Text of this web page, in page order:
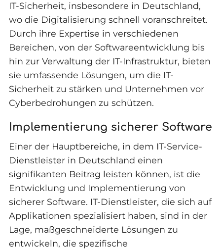
IT-Sicherheit, insbesondere in Deutschland,
wo die Digitalisierung schnell voranschreitet.
Durch ihre Expertise in verschiedenen
Bereichen, von der Softwareentwicklung bis
hin zur Verwaltung der IT-Infrastruktur, bieten
sie umfassende Lösungen, um die IT-
Sicherheit zu stärken und Unternehmen vor
Cyberbedrohungen zu schützen.
Implementierung sicherer Software
Einer der Hauptbereiche, in dem IT-Service-
Dienstleister in Deutschland einen
signifikanten Beitrag leisten können, ist die
Entwicklung und Implementierung von
sicherer Software. IT-Dienstleister, die sich auf
Applikationen spezialisiert haben, sind in der
Lage, maßgeschneiderte Lösungen zu
entwickeln, die spezifische